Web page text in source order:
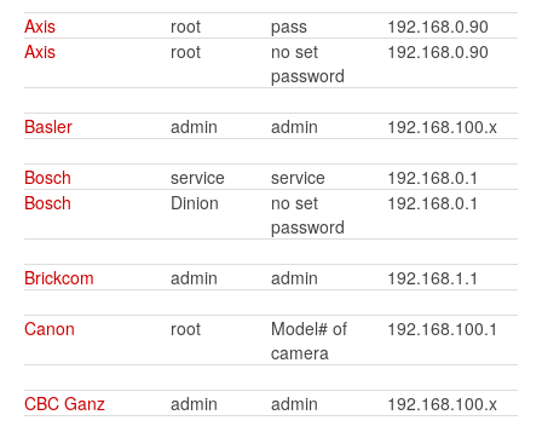
Axis root pass
192.168.0.90
Axis
root
no set
password
192.168.0.90
Basler admin admin 192.168.100.x
Bosch service service
192.168.0.1
Bosch
Dinion
no set
password
192.168.0.1
Brickcom admin admin 192.168.1.1
Canon root
Model# of
camera
192.168.100.1
CBC Ganz admin admin 192.168.100.x